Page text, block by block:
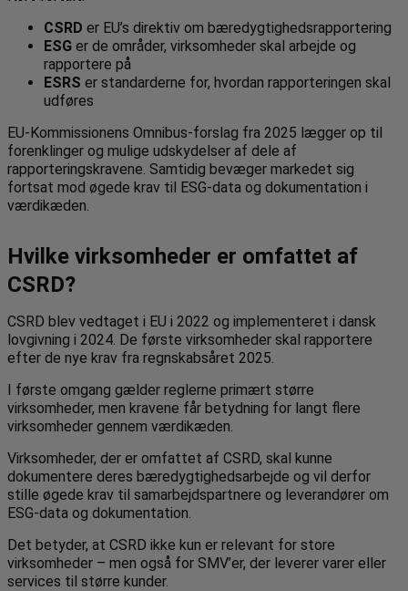
CSRD er EU’s direktiv om bæredygtighedsrapportering
ESG er de områder, virksomheder skal arbejde og
rapportere på
ESRS er standarderne for, hvordan rapporteringen skal
udføres
EU-Kommissionens Omnibus-forslag fra 2025 lægger op til
forenklinger og mulige udskydelser af dele af
rapporteringskravene. Samtidig bevæger markedet sig
fortsat mod øgede krav til ESG-data og dokumentation i
værdikæden.
Hvilke virksomheder er omfattet af
CSRD?
CSRD blev vedtaget i EU i 2022 og implementeret i dansk
lovgivning i 2024. De første virksomheder skal rapportere
efter de nye krav fra regnskabsåret 2025.
I første omgang gælder reglerne primært større
virksomheder, men kravene får betydning for langt flere
virksomheder gennem værdikæden.
Virksomheder, der er omfattet af CSRD, skal kunne
dokumentere deres bæredygtighedsarbejde og vil derfor
stille øgede krav til samarbejdspartnere og leverandører om
ESG-data og dokumentation.
Det betyder, at CSRD ikke kun er relevant for store
virksomheder – men også for SMV’er, der leverer varer eller
services til større kunder.